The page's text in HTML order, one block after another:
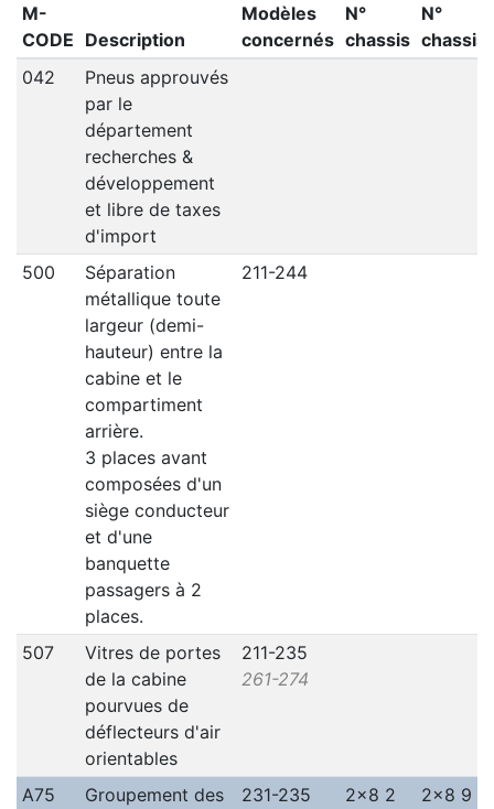
M-
CODE Description
Modèles
concernés
N°
chassis
N°
chassis
042
Pneus approuvés
par le
département
recherches &
développement
et libre de taxes
d'import
500
Séparation
métallique toute
largeur (demi-
hauteur) entre la
cabine et le
compartiment
arrière.
3 places avant
composées d'un
siège conducteur
et d'une
banquette
passagers à 2
places.
211-244
507
Vitres de portes
de la cabine
pourvues de
déflecteurs d'air
orientables
211-235
261-274
A75
Groupement des
231-235
2x8 2
2x8 9